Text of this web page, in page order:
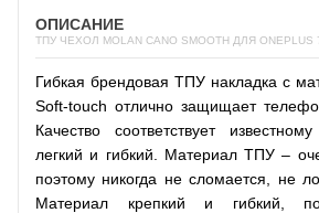
ОПИСАНИЕ
ТПУ ЧЕХОЛ MOLAN CANO SMOOTH ДЛЯ ONEPLUS
Гибкая брендовая ТПУ накладка с
Soft-touch отлично защищает
Качество соответствует
легкий и гибкий. Материал ТПУ –
поэтому никогда не сломается, не
Материал крепкий и гибкий,